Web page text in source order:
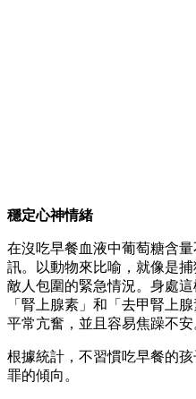
穩定心神情緒
在沒吃早餐血液中葡萄糖含
訊。以動物來比喻，就像是
敵人包圍的緊急情況。身處
「腎上腺素」和「去甲腎上
平常亢奮，並且容易焦躁不安
根據統計，不習慣吃早餐的
罪的傾向。